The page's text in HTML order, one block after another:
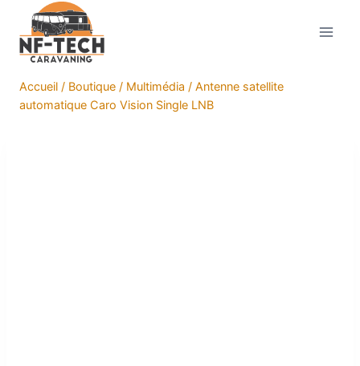
contenu
Accueil / Boutique / Multimédia / Antenne satellite
automatique Caro Vision Single LNB